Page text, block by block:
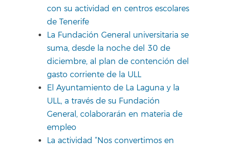
con su actividad en centros escolares
de Tenerife
La Fundación General universitaria se
suma, desde la noche del 30 de
diciembre, al plan de contención del
gasto corriente de la ULL
El Ayuntamiento de La Laguna y la
ULL, a través de su Fundación
General, colaborarán en materia de
empleo
La actividad “Nos convertimos en